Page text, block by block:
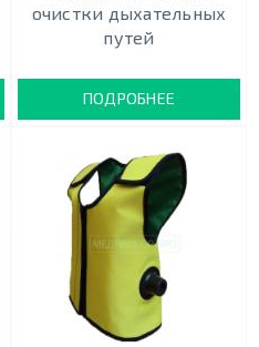
очистки дыхательных
путей
ПОДРОБНЕЕ